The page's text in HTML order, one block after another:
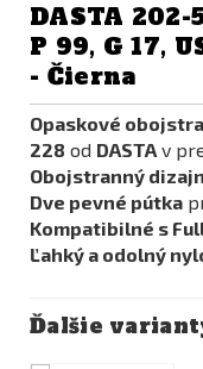
DASTA
P 99, G 17,
- Čierna
Opaskové
228 od DASTA v
Obojstranný dizajn
Dve pevné pútka
Kompatibilné s
Ľahký a odolný
Ďalšie